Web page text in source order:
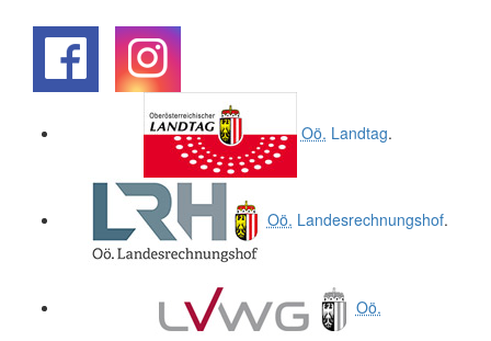
Oö. Landtag.
Oö. Landesrechnungshof.
Oö.